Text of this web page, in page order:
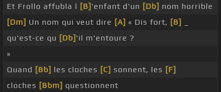
Et Frollo affubla l [B] 'enfant d'un [Db] nom horrible
[Dm] Un nom qui veut dire [A] « Dis fort, [B]
qu'est-ce qu [Db] 'il m'entoure ?
»
Quand [Bb] les cloches [C] sonnent, les [F]
cloches [Bbm] questionnent